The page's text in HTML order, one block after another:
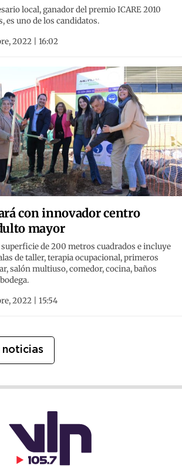
local, ganador del premio ICARE 2010
es uno de los candidatos.
2022 | 16:02
con innovador centro
mayor
de 200 metros cuadrados e incluye
de taller, terapia ocupacional, primeros
salón multiuso, comedor, cocina, baños
2022 | 15:54
noticias